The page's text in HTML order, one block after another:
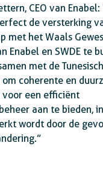
CEO van
de versterking
met het Waals
Enabel en SWDE te
met de
coherente en
voor een efficiënt
aan te bieden,
wordt door de